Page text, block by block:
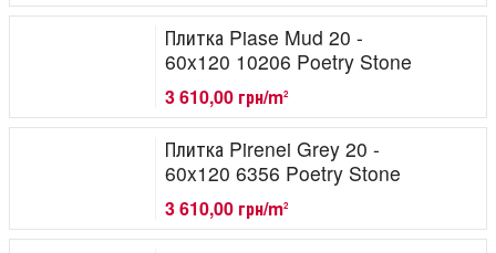
Плитка Piase Mud 20 -
60x120 10206 Poetry Stone
3 610,00 грн/m2
Плитка Pirenei Grey 20 -
60x120 6356 Poetry Stone
3 610,00 грн/m2